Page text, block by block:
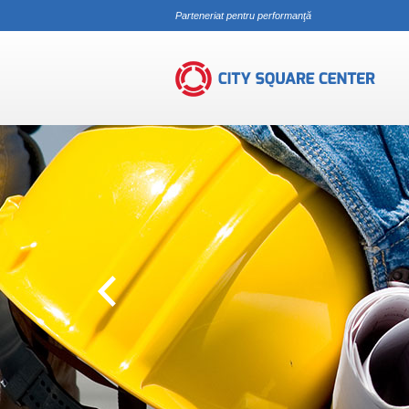
Parteneriat pentru performanţă